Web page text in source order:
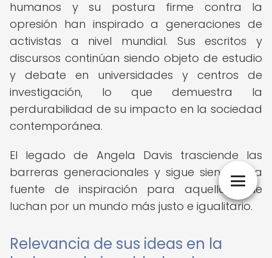
humanos y su postura firme contra la
opresión han inspirado a generaciones de
activistas a nivel mundial. Sus escritos y
discursos continúan siendo objeto de estudio
y debate en universidades y centros de
investigación, lo que demuestra la
perdurabilidad de su impacto en la sociedad
contemporánea.
El legado de Angela Davis trasciende las
barreras generacionales y sigue siendo una
fuente de inspiración para aquellos que
luchan por un mundo más justo e igualitario.
Relevancia de sus ideas en la